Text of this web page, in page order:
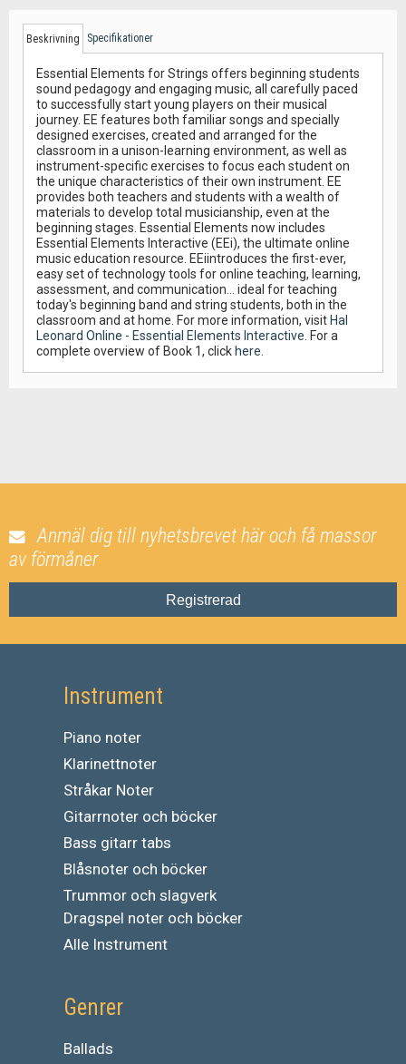
Beskrivning Specifikationer
Essential Elements for Strings offers beginning students
sound pedagogy and engaging music, all carefully paced
to successfully start young players on their musical
journey. EE features both familiar songs and specially
designed exercises, created and arranged for the
classroom in a unison-learning environment, as well as
instrument-specific exercises to focus each student on
the unique characteristics of their own instrument. EE
provides both teachers and students with a wealth of
materials to develop total musicianship, even at the
beginning stages. Essential Elements now includes
Essential Elements Interactive (EEi), the ultimate online
music education resource. EEiintroduces the first-ever,
easy set of technology tools for online teaching, learning,
assessment, and communication... ideal for teaching
today's beginning band and string students, both in the
classroom and at home. For more information, visit Hal
Leonard Online - Essential Elements Interactive. For a
complete overview of Book 1, click here.
Anmäl dig till nyhetsbrevet här och få massor
av förmåner
Registrerad
Instrument
Piano noter
Klarinettnoter
Stråkar Noter
Gitarrnoter och böcker
Bass gitarr tabs
Blåsnoter och böcker
Trummor och slagverk
Dragspel noter och böcker
Alle Instrument
Genrer
Ballads